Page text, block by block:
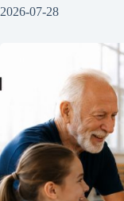
2026-07-28